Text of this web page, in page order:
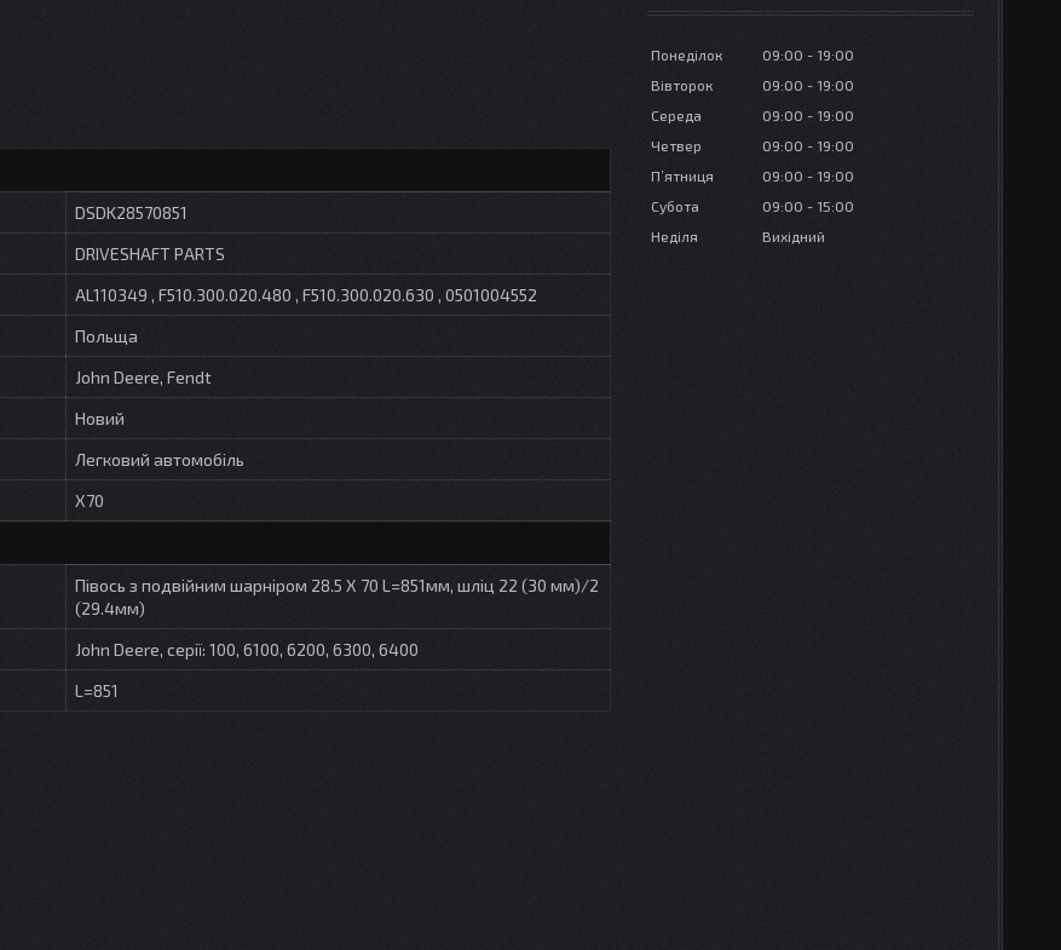
DSDK28570851
DRIVESHAFT PARTS
AL110349 , F510.300.020.480 , F510.300.020.630 , 0501004552
Польща
John Deere, Fendt
Новий
Легковий автомобіль
X70
Півось з подвійним шарніром 28.5 X 70 L=851мм, шліц 22 (30 мм)/2
(29.4мм)
John Deere, серії: 100, 6100, 6200, 6300, 6400
L=851
Понеділок 09:00
19:00
Вівторок
09:00
19:00
Середа
09:00
19:00
Четвер
09:00
19:00
Пʼятниця
09:00
19:00
Субота
09:00
15:00
Неділя
Вихідний